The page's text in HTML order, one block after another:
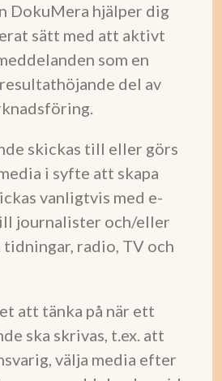
DokuMera hjälper dig
sätt med att aktivt
som en
del av
skickas till eller görs
i syfte att skapa
vanligtvis med e-
journalister och/eller
radio, TV och
att tänka på när ett
ska skrivas, t.ex. att
välja media efter